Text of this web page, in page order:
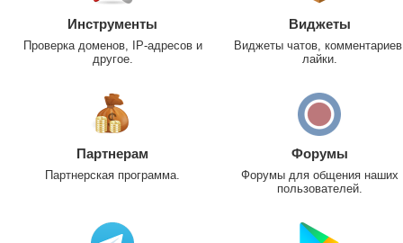
Инструменты
Проверка доменов, IP-адресов и
другое.
Виджеты
Виджеты чатов,
лайки.
Партнерам
Партнерская программа.
Форумы
Форумы для общения наших
пользователей.